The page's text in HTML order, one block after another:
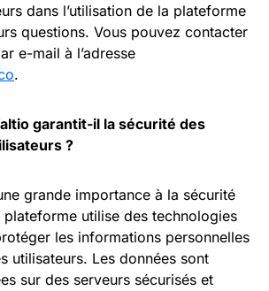
dans l’utilisation de la plateforme
questions. Vous pouvez contacter
e-mail à l’adresse
.
garantit-il la sécurité des
?
grande importance à la sécurité
plateforme utilise des technologies
les informations personnelles
utilisateurs. Les données sont
sur des serveurs sécurisés et